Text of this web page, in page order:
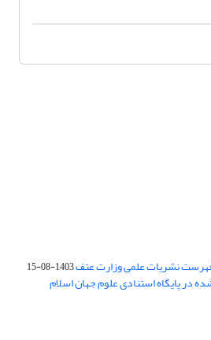
نشریات علمی وزارت عتف1403-08-15
در پایگاه استنادی علوم جهان اسلام